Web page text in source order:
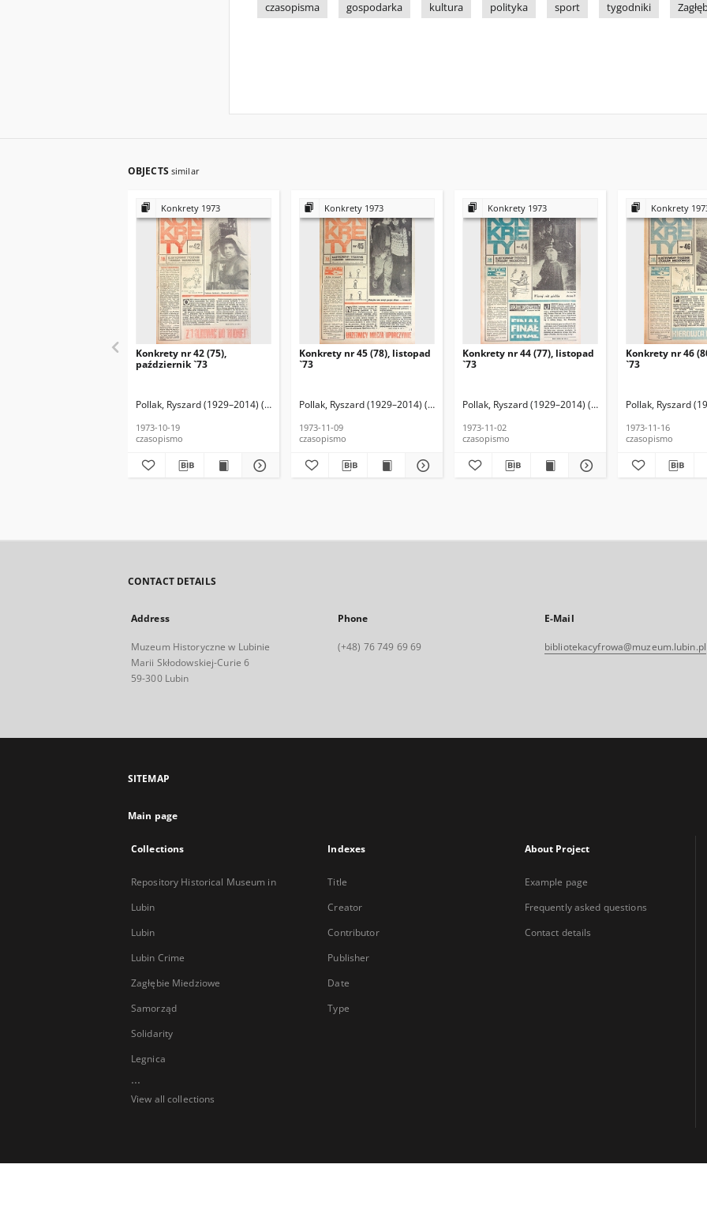
czasopisma
gospodarka kultura polityka sport tygodniki
OBJECTS similar
Konkrety 1973
Konkrety nr 42 (75),
październik `73
Pollak, Ryszard (1929–2014) (red. nacz.) Matkowski, Tadeusz (fotoreporter)
1973-10-19
czasopismo
Konkrety 1973
Konkrety nr 45 (78), listopad
`73
Pollak, Ryszard (1929–2014) (red. nacz.) Matkowski, Tadeusz (fotoreporter)
1973-11-09
czasopismo
Konkrety 1973
Konkrety nr 44 (77), listopad
`73
Pollak, Ryszard (1929–2014) (red. nacz.) Matkowski,
1973-11-02
czasopismo
Konkrety
Konkrety nr 46
`73
Pollak, Ryszard
1973-11-16
czasopismo
CONTACT DETAILS
Address
Muzeum Historyczne w Lubinie
Marii Skłodowskiej-Curie 6
59-300 Lubin
Phone
(+48) 76 749 69 69
E-Mail
bibliotekacyfrowa@muzeum.lubin.pl
SITEMAP
Main page
Collections
Repository Historical Museum in
Lubin
Lubin
Lubin Crime
Zagłębie Miedziowe
Samorząd
Solidarity
Legnica
...
View all collections
Indexes
Title
Creator
Contributor
Publisher
Date
Type
About Project
Example page
Frequently asked questions
Contact details